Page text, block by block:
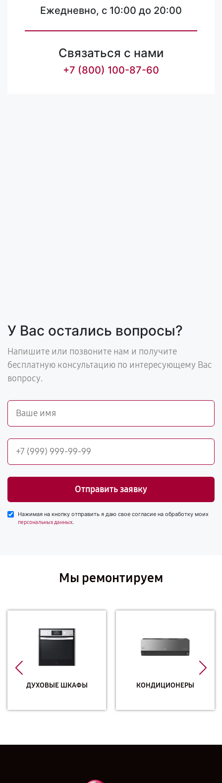
Ежедневно, с 10:00 до 20:00
Связаться с нами
+7 (800) 100-87-60
У Вас остались вопросы?
Напишите или позвоните нам и получите
бесплатную консультацию по интересующему Вас
вопросу.
Отправить заявку
Нажимая на кнопку отправить я даю свое согласие на обработку моих
персональных данных.
Мы ремонтируем
ДУХОВЫЕ ШКАФЫ КОНДИЦИОНЕРЫ